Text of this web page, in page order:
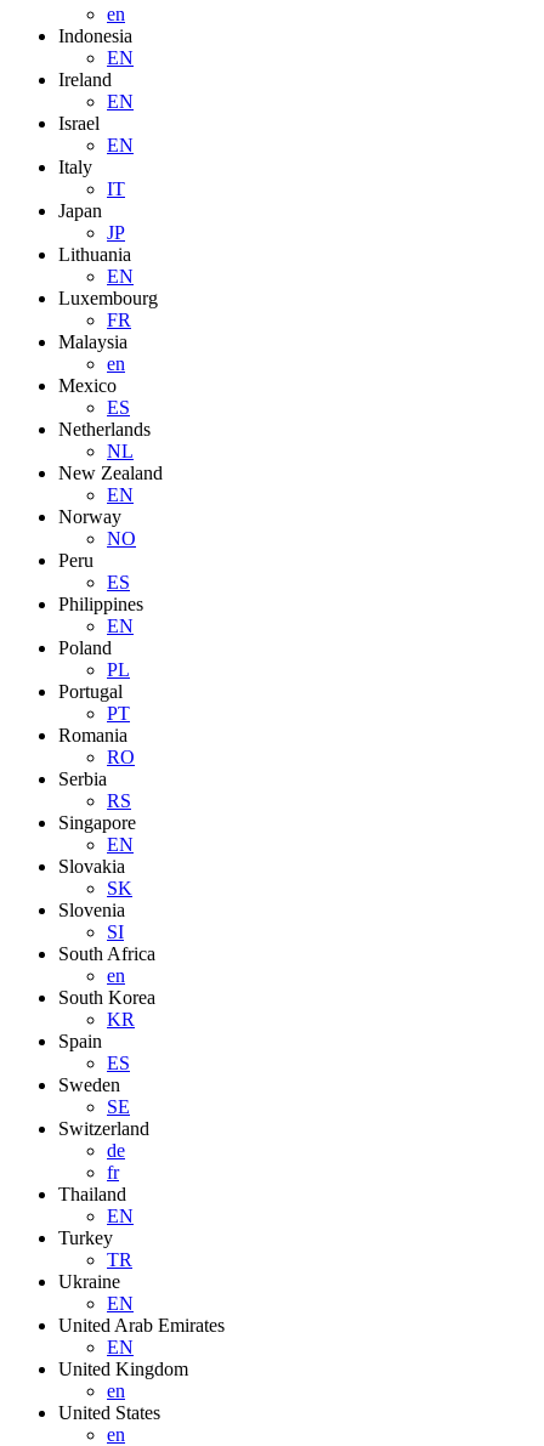
en
Indonesia
EN
Ireland
EN
Israel
EN
Italy
IT
Japan
JP
Lithuania
EN
Luxembourg
FR
Malaysia
en
Mexico
ES
Netherlands
NL
New Zealand
EN
Norway
NO
Peru
ES
Philippines
EN
Poland
PL
Portugal
PT
Romania
RO
Serbia
RS
Singapore
EN
Slovakia
SK
Slovenia
SI
South Africa
en
South Korea
KR
Spain
ES
Sweden
SE
Switzerland
de
fr
Thailand
EN
Turkey
TR
Ukraine
EN
United Arab Emirates
EN
United Kingdom
en
United States
en